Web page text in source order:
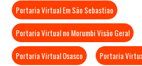
Portaria Virtual Em São Sebastiao
Portaria Virtual no Morumbi Visão Geral
Portaria Virtual Osasco Portaria